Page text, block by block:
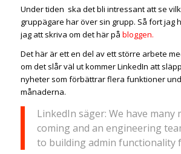
Under tiden ska det bli intressant att se
gruppägare har över sin grupp. Så fort jag
jag att skriva om det här på bloggen.
Det här är ett en del av ett större arbete
om det slår väl ut kommer LinkedIn att
nyheter som förbättrar flera funktioner
månaderna.
LinkedIn säger: We have many
coming and an engineering
to building admin functionality